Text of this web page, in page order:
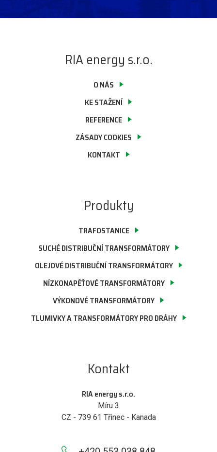
RIA energy s.r.o.
O NÁS
KE STAŽENÍ
REFERENCE
ZÁSADY COOKIES
KONTAKT
Produkty
TRAFOSTANICE
SUCHÉ DISTRIBUČNÍ TRANSFORMÁTORY
OLEJOVÉ DISTRIBUČNÍ TRANSFORMÁTORY
NÍZKONAPĚŤOVÉ TRANSFORMÁTORY
VÝKONOVÉ TRANSFORMÁTORY
TLUMIVKY A TRANSFORMÁTORY PRO DRÁHY
Kontakt
RIA energy s.r.o.
Míru 3
CZ - 739 61 Třinec - Kanada